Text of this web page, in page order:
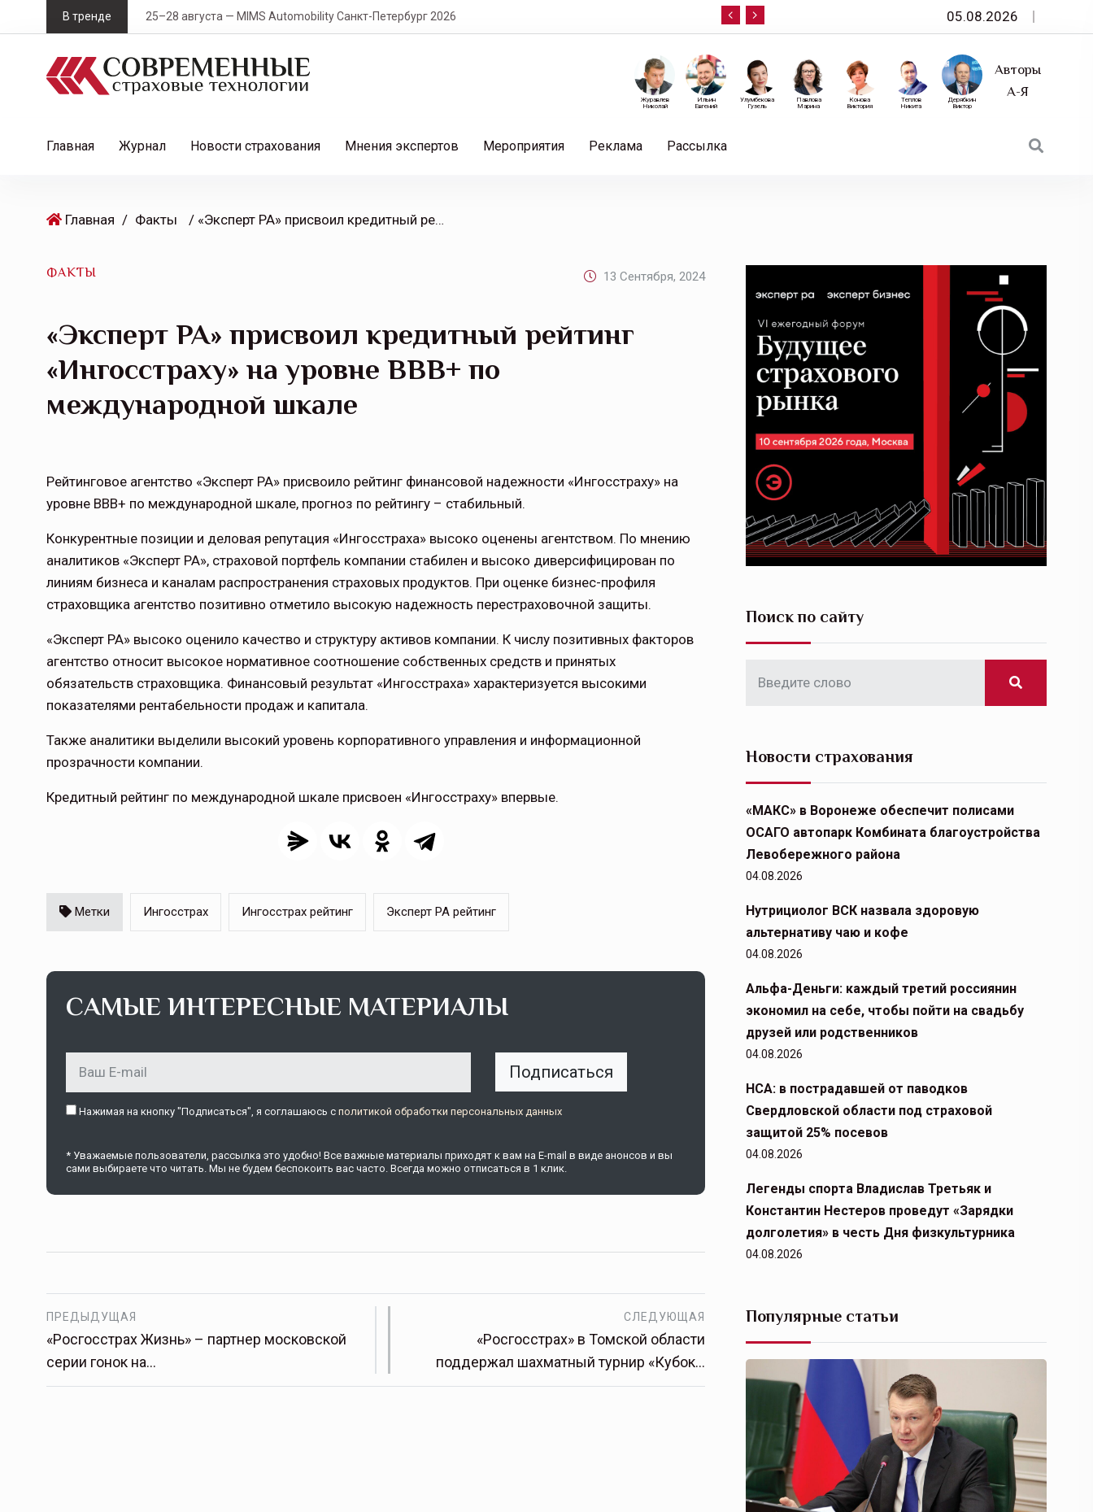
k
В тренде 25–28 августа — MIMS Automobility Санкт-Петербург 2026 10 сентября — «Эксперт РА» приглашает на
05.08.2026
Авторы
А-Я
Дерябкин
Виктор
Теплов
Никита
Конова
Виктория
Павлова
Марина
Улумбекова
Гузель
Ильин
Евгений
Журавлев
Николай
Главная Журнал Новости страхования Мнения экспертов Мероприятия Реклама Рассылка
Главная / Факты / «Эксперт РА» присвоил кредитный рейтинг «Ингосстраху» на уровне ВВВ+ по международной шкале
ФАКТЫ 13 Сентября, 2024
«Эксперт РА» присвоил кредитный рейтинг
«Ингосстраху» на уровне ВВВ+ по
международной шкале
Рейтинговое агентство «Эксперт РА» присвоило рейтинг финансовой надежности «Ингосстраху» на
уровне ВВВ+ по международной шкале, прогноз по рейтингу – стабильный.
Конкурентные позиции и деловая репутация «Ингосстраха» высоко оценены агентством. По мнению
аналитиков «Эксперт РА», страховой портфель компании стабилен и высоко диверсифицирован по
линиям бизнеса и каналам распространения страховых продуктов. При оценке бизнес-профиля
страховщика агентство позитивно отметило высокую надежность перестраховочной защиты.
«Эксперт РА» высоко оценило качество и структуру активов компании. К числу позитивных факторов
агентство относит высокое нормативное соотношение собственных средств и принятых
обязательств страховщика. Финансовый результат «Ингосстраха» характеризуется высокими
показателями рентабельности продаж и капитала.
Также аналитики выделили высокий уровень корпоративного управления и информационной
прозрачности компании.
Кредитный рейтинг по международной шкале присвоен «Ингосстраху» впервые.
Метки Ингосстрах Ингосстрах рейтинг Эксперт РА рейтинг
САМЫЕ ИНТЕРЕСНЫЕ МАТЕРИАЛЫ
Подписаться
Нажимая на кнопку "Подписаться", я соглашаюсь c политикой обработки персональных данных
* Уважаемые пользователи, рассылка это удобно! Все важные материалы приходят к вам на E-mail в виде анонсов и вы
сами выбираете что читать. Мы не будем беспокоить вас часто. Всегда можно отписаться в 1 клик.
ПРЕДЫДУЩАЯ
«Росгосстрах Жизнь» – партнер московской
серии гонок на…
СЛЕДУЮЩАЯ
«Росгосстрах» в Томской области
поддержал шахматный турнир «Кубок…
Поиск по сайту
Новости страхования
«МАКС» в Воронеже обеспечит полисами
ОСАГО автопарк Комбината благоустройства
Левобережного района
04.08.2026
Нутрициолог ВСК назвала здоровую
альтернативу чаю и кофе
04.08.2026
Альфа-Деньги: каждый третий россиянин
экономил на себе, чтобы пойти на свадьбу
друзей или родственников
04.08.2026
НСА: в пострадавшей от паводков
Свердловской области под страховой
защитой 25% посевов
04.08.2026
Легенды спорта Владислав Третьяк и
Константин Нестеров проведут «Зарядки
долголетия» в честь Дня физкультурника
04.08.2026
Популярные статьи